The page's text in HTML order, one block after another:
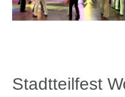
Stadtteilfest